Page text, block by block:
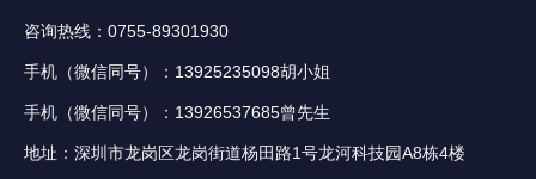
咨询热线：0755-89301930
手机（微信同号）：13925235098胡小姐
手机（微信同号）：13926537685曾先生
地址：深圳市龙岗区龙岗街道杨田路1号龙河科技园A8栋4楼